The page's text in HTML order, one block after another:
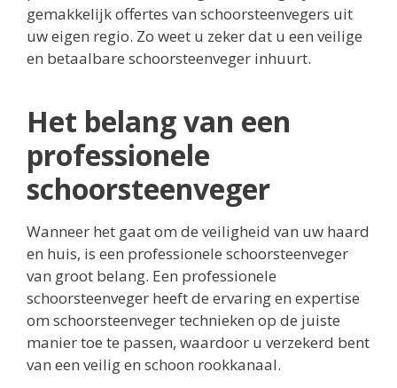
gemakkelijk offertes van schoorsteenvegers uit
uw eigen regio. Zo weet u zeker dat u een veilige
en betaalbare schoorsteenveger inhuurt.
Het belang van een
professionele
schoorsteenveger
Wanneer het gaat om de veiligheid van uw haard
en huis, is een professionele schoorsteenveger
van groot belang. Een professionele
schoorsteenveger heeft de ervaring en expertise
om schoorsteenveger technieken op de juiste
manier toe te passen, waardoor u verzekerd bent
van een veilig en schoon rookkanaal.